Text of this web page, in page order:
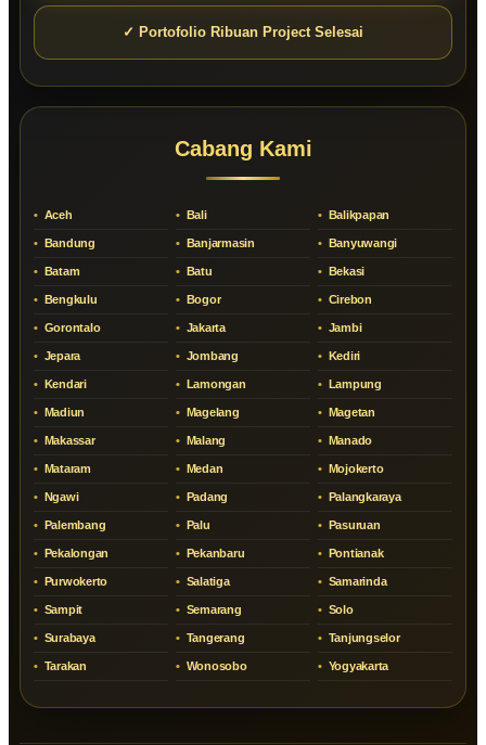
✓ Portofolio Ribuan Project Selesai
Cabang Kami
Aceh Bali Balikpapan
Bandung Banjarmasin Banyuwangi
Batam Batu Bekasi
Bengkulu Bogor Cirebon
Gorontalo Jakarta Jambi
Jepara Jombang Kediri
Kendari Lamongan Lampung
Madiun Magelang Magetan
Makassar Malang Manado
Mataram Medan Mojokerto
Ngawi Padang Palangkaraya
Palembang Palu Pasuruan
Pekalongan Pekanbaru Pontianak
Purwokerto Salatiga Samarinda
Sampit Semarang Solo
Surabaya Tangerang Tanjungselor
Tarakan Wonosobo Yogyakarta